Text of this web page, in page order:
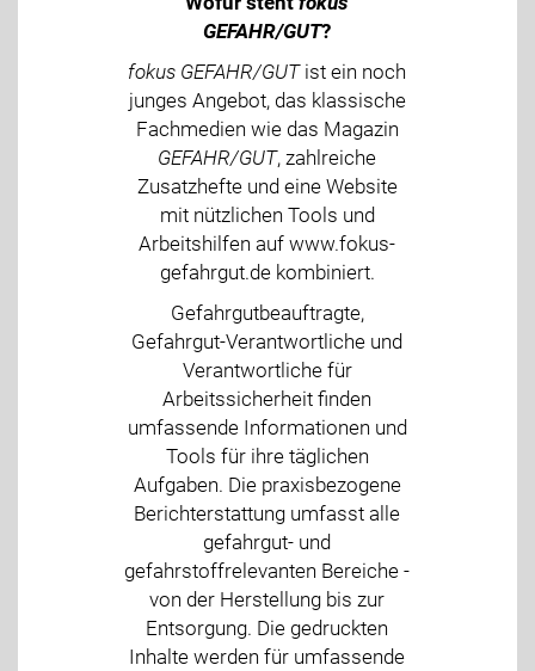
GEFAHR/GUT?
fokus GEFAHR/GUTist ein noch
junges Angebot, das klassische
Fachmedien wie das Magazin
GEFAHR/GUT, zahlreiche
Zusatzhefte und eine Website
mit nützlichen Tools und
Arbeitshilfen auf www.fokus-
gefahrgut.de kombiniert.
Gefahrgutbeauftragte,
Gefahrgut-Verantwortliche und
Verantwortliche für
Arbeitssicherheit finden
umfassende Informationen und
Tools für ihre täglichen
Aufgaben. Die praxisbezogene
Berichterstattung umfasst alle
gefahrgut- und
gefahrstoffrelevanten Bereiche -
von der Herstellung bis zur
Entsorgung. Die gedruckten
Inhalte werden für umfassende